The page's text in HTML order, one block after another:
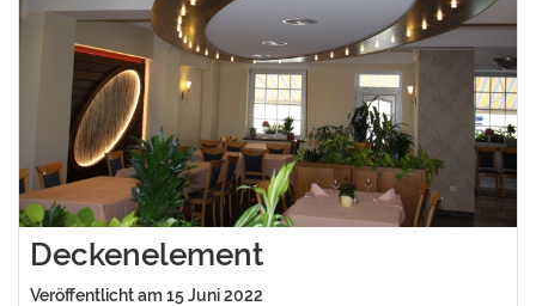
Deckenelement
Veröffentlicht am 15 Juni 2022